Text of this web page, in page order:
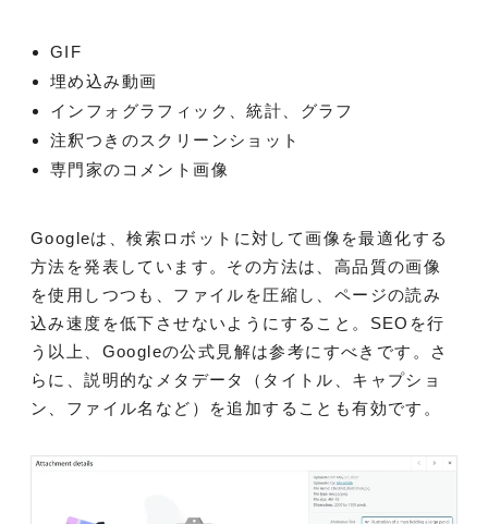
GIF
埋め込み動画
インフォグラフィック、統計、グラフ
注釈つきのスクリーンショット
専門家のコメント画像
Googleは、検索ロボットに対して画像を最適化する
方法を発表しています。その方法は、高品質の画像
を使用しつつも、ファイルを圧縮し、ページの読み
込み速度を低下させないようにすること。SEOを行
う以上、Googleの公式見解は参考にすべきです。さ
らに、説明的なメタデータ（タイトル、キャプショ
ン、ファイル名など）を追加することも有効です。